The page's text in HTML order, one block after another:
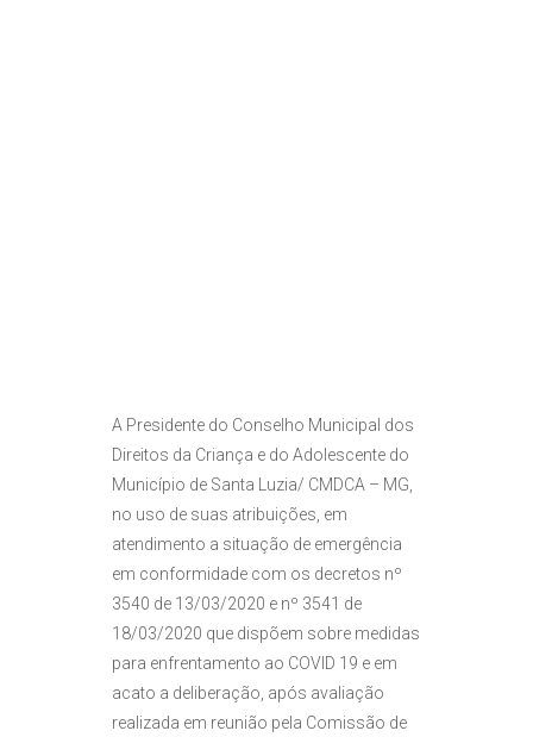
A Presidente do Conselho Municipal dos
Direitos da Criança e do Adolescente do
Município de Santa Luzia/ CMDCA – MG,
no uso de suas atribuições, em
atendimento a situação de emergência
em conformidade com os decretos nº
3540 de 13/03/2020 e nº 3541 de
18/03/2020 que dispõem sobre medidas
para enfrentamento ao COVID 19 e em
acato a deliberação, após avaliação
realizada em reunião pela Comissão de